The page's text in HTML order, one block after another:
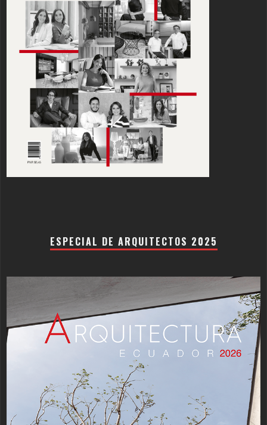
ESPECIAL DE ARQUITECTOS 2025